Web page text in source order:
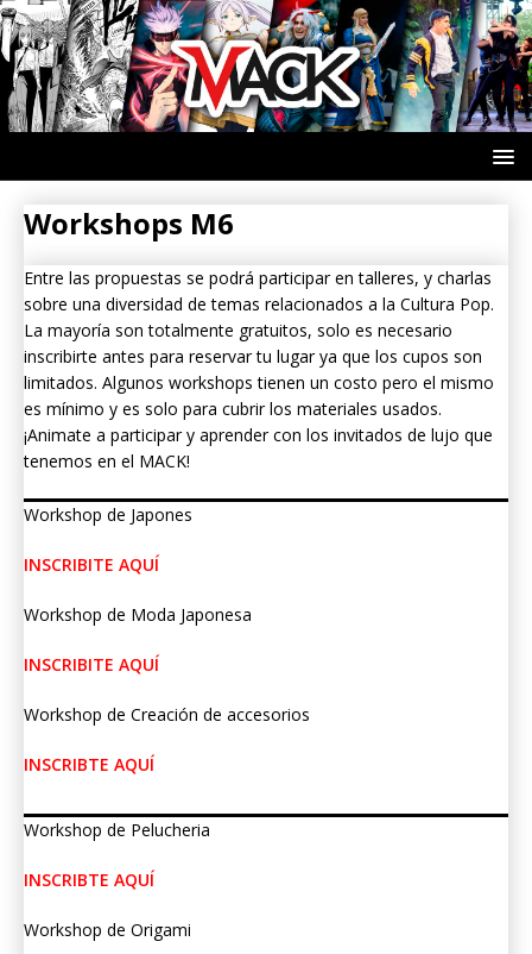
Workshops M6
Entre las propuestas se podrá participar en talleres, y charlas
sobre una diversidad de temas relacionados a la Cultura Pop.
La mayoría son totalmente gratuitos, solo es necesario
inscribirte antes para reservar tu lugar ya que los cupos son
limitados. Algunos workshops tienen un costo pero el mismo
es mínimo y es solo para cubrir los materiales usados.
¡Animate a participar y aprender con los invitados de lujo que
tenemos en el MACK!
Workshop de Japones
INSCRIBITE AQUÍ
Workshop de Moda Japonesa
INSCRIBITE AQUÍ
Workshop de Creación de accesorios
INSCRIBTE AQUÍ
Workshop de Pelucheria
INSCRIBTE AQUÍ
Workshop de Origami